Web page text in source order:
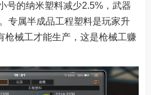
号的纳米塑料减少2.5%，武器
专属半成品工程塑料是玩家升
枪械工才能生产，这是枪械工赚